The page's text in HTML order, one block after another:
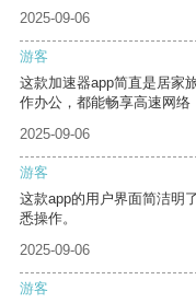
2025-09-06
游客
这款加速器app简直是居家
作办公，都能畅享高速网络
2025-09-06
游客
这款app的用户界面简洁明
悉操作。
2025-09-06
游客